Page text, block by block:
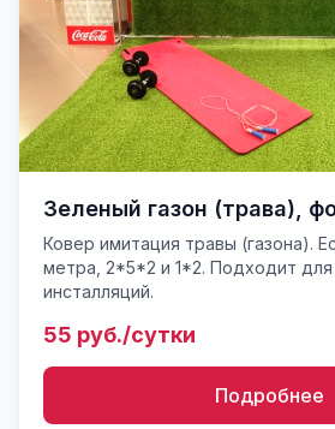
Зеленый газон (трава),
Ковер имитация травы (газона). Есть куски 3*2
метра, 2*5*2 и 1*2. Подходит для
инсталляций.
55 руб./сутки
Подробнее